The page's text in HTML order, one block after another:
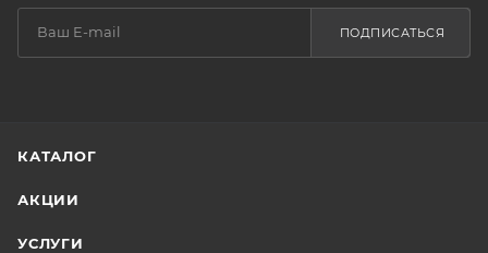
ПОДПИСАТЬСЯ
КАТАЛОГ
АКЦИИ
УСЛУГИ